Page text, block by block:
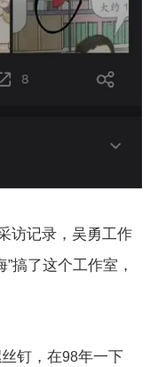
访记录，吴勇工作
”搞了这个工作室，
钉，在98年一下